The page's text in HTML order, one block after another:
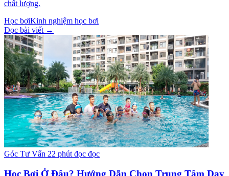
chất lượng.
Học bơiKinh nghiệm học bơi
Đọc bài viết →
Góc Tư Vấn 22 phút đọc đọc
Học Bơi Ở Đâu? Hướng Dẫn Chọn Trung Tâm Dạy